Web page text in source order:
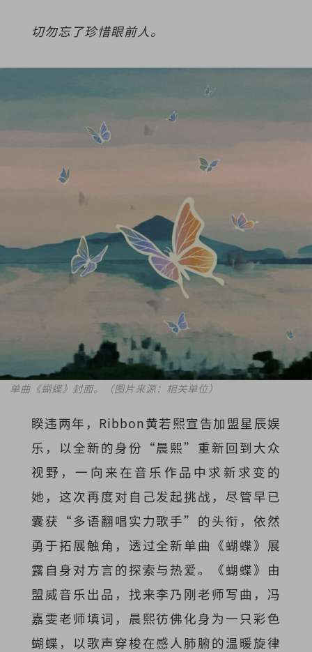
切勿忘了珍惜眼前人。
单曲《蝴蝶》封面。（图片来源：相关单位）
睽违两年，Ribbon黄若熙宣告加盟星辰娱
乐，以全新的身份“晨熙”重新回到大众
视野，一向来在音乐作品中求新求变的
她，这次再度对自己发起挑战，尽管早已
囊获“多语翻唱实力歌手”的头衔，依然
勇于拓展触角，透过全新单曲《蝴蝶》展
露自身对方言的探索与热爱。《蝴蝶》由
盟威音乐出品，找来李乃刚老师写曲，冯
嘉雯老师填词，晨熙彷佛化身为一只彩色
蝴蝶，以歌声穿梭在感人肺腑的温暖旋律